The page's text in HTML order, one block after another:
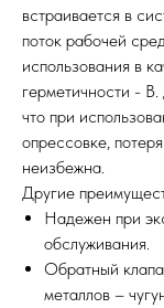
встраивается в
поток рабочей
использования в
герметичности -
что при
опрессовке,
неизбежна.
Другие
Надежен при
обслуживания.
Обратный
металлов –